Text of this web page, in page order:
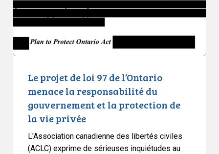
l’Ontario
menace
responsabilité
protection
Le projet de loi 97 de l’Ontario
menace la responsabilité du
gouvernement et la protection de
la vie privée
L'Association canadienne des libertés civiles
(ACLC) exprime de sérieuses inquiétudes au